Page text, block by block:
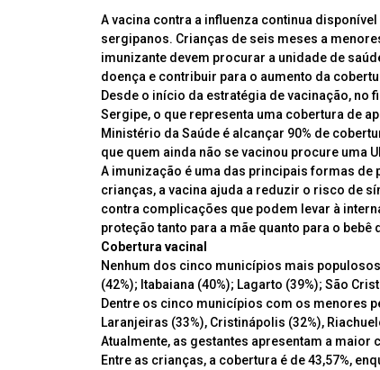
A vacina contra a influenza continua
sergipanos. Crianças de seis meses a
imunizante devem procurar a unidade de
doença e contribuir para o aumento da
Desde o início da estratégia de vacinação, no
Sergipe, o que representa uma cobertura de
Ministério da Saúde é alcançar 90% de
que quem ainda não se vacinou procure uma
A imunização é uma das principais formas
crianças, a vacina ajuda a reduzir o risco de
contra complicações que podem levar à
proteção tanto para a mãe quanto para o bebê
Cobertura vacinal
Nenhum dos cinco municípios mais
(42%); Itabaiana (40%); Lagarto (39%); São
Dentre os cinco municípios com os menores
Laranjeiras (33%), Cristinápolis (32%),
Atualmente, as gestantes apresentam a
Entre as crianças, a cobertura é de 43,57%,